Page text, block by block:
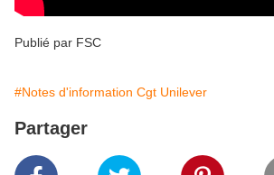
Publié par FSC
#Notes d'information Cgt Unilever
Partager